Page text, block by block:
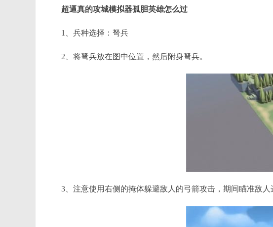
超逼真的攻城模拟器孤胆英雄怎么过
1、兵种选择：弩兵
2、将弩兵放在图中位置，然后附身弩兵。
3、注意使用右侧的掩体躲避敌人的弓箭攻击，期间瞄准敌人